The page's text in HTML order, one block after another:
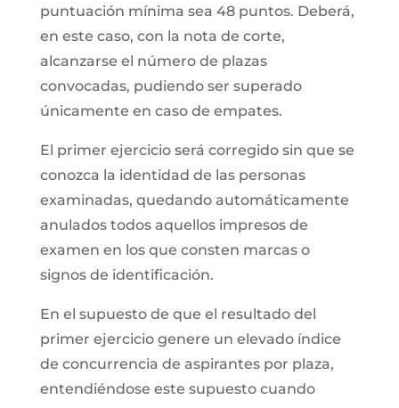
puntuación mínima sea 48 puntos. Deberá,
en este caso, con la nota de corte,
alcanzarse el número de plazas
convocadas, pudiendo ser superado
únicamente en caso de empates.
El primer ejercicio será corregido sin que se
conozca la identidad de las personas
examinadas, quedando automáticamente
anulados todos aquellos impresos de
examen en los que consten marcas o
signos de identificación.
En el supuesto de que el resultado del
primer ejercicio genere un elevado índice
de concurrencia de aspirantes por plaza,
entendiéndose este supuesto cuando